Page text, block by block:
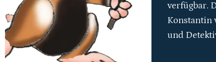
verfügbar.
Konstantin
und